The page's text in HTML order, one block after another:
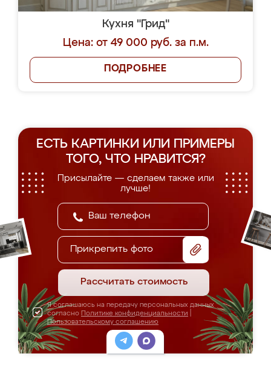
Кухня "Грид"
Цена: от 49 000 руб. за п.м.
ПОДРОБНЕЕ
ЕСТЬ КАРТИНКИ ИЛИ ПРИМЕРЫ
ТОГО, ЧТО НРАВИТСЯ?
Присылайте — сделаем также или
лучше!
Прикрепить фото
Рассчитать стоимость
Я соглашаюсь на передачу персональных данных
согласно Политике конфиденциальности
Пользовательскому соглашению